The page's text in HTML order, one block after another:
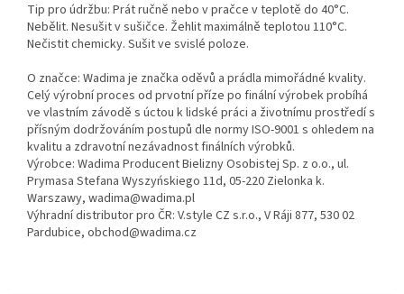
Tip pro údržbu: Prát ručně nebo v pračce v teplotě do 40°C.
Nebělit. Nesušit v sušičce. Žehlit maximálně teplotou 110°C.
Nečistit chemicky. Sušit ve svislé poloze.
O značce: Wadima je značka oděvů a prádla mimořádné kvality.
Celý výrobní proces od prvotní příze po finální výrobek probíhá
ve vlastním závodě s úctou k lidské práci a životnímu prostředí s
přísným dodržováním postupů dle normy ISO-9001 s ohledem na
kvalitu a zdravotní nezávadnost finálních výrobků.
Výrobce: Wadima Producent Bielizny Osobistej Sp. z o.o., ul.
Prymasa Stefana Wyszyńskiego 11d, 05-220 Zielonka k.
Warszawy, wadima@wadima.pl
Výhradní distributor pro ČR: V.style CZ s.r.o., V Ráji 877, 530 02
Pardubice, obchod@wadima.cz